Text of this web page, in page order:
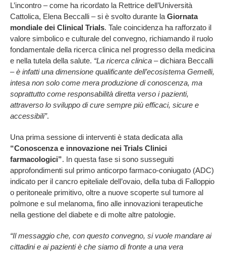
L’incontro – come ha ricordato la Rettrice dell’Università
Cattolica, Elena Beccalli – si è svolto durante laGiornata
mondiale dei Clinical Trials. Tale coincidenza ha rafforzato il
valore simbolico e culturale del convegno, richiamando il ruolo
fondamentale della ricerca clinica nel progresso della medicina
e nella tutela della salute. “La ricerca clinica – dichiara Beccalli
–è infatti una dimensione qualificante dell’ecosistema Gemelli,
intesa non solo come mera produzione di conoscenza, ma
soprattutto come responsabilità diretta verso i pazienti,
attraverso lo sviluppo di cure sempre più efficaci, sicure e
accessibili”.
Una prima sessione di interventi è stata dedicata alla
“Conoscenza e innovazione nei Trials Clinici
farmacologici”. In questa fase si sono susseguiti
approfondimenti sul primo anticorpo farmaco-coniugato (ADC)
indicato per il cancro epiteliale dell’ovaio, della tuba di Falloppio
o peritoneale primitivo, oltre a nuove scoperte sul tumore al
polmone e sul melanoma, fino alle innovazioni terapeutiche
nella gestione del diabete e di molte altre patologie.
“Il messaggio che, con questo convegno, si vuole mandare ai
cittadini e ai pazienti è che siamo di fronte a una vera